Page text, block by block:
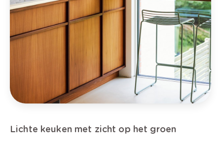
Lichte keuken met zicht op het groen